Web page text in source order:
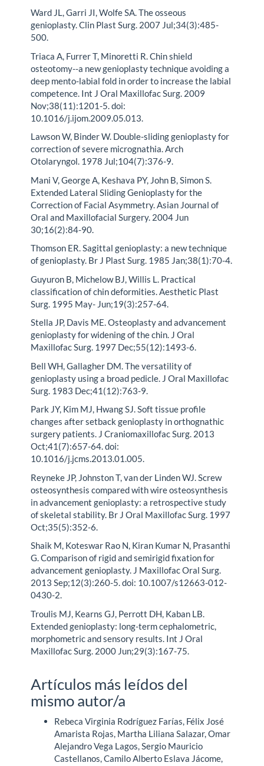
Ward JL, Garri JI, Wolfe SA. The osseous
genioplasty. Clin Plast Surg. 2007 Jul;34(3):485-
500.
Triaca A, Furrer T, Minoretti R. Chin shield
osteotomy--a new genioplasty technique avoiding a
deep mento-labial fold in order to increase the labial
competence. Int J Oral Maxillofac Surg. 2009
Nov;38(11):1201-5. doi:
10.1016/j.ijom.2009.05.013.
Lawson W, Binder W. Double-sliding genioplasty for
correction of severe micrognathia. Arch
Otolaryngol. 1978 Jul;104(7):376-9.
Mani V, George A, Keshava PY, John B, Simon S.
Extended Lateral Sliding Genioplasty for the
Correction of Facial Asymmetry. Asian Journal of
Oral and Maxillofacial Surgery. 2004 Jun
30;16(2):84-90.
Thomson ER. Sagittal genioplasty: a new technique
of genioplasty. Br J Plast Surg. 1985 Jan;38(1):70-4.
Guyuron B, Michelow BJ, Willis L. Practical
classification of chin deformities. Aesthetic Plast
Surg. 1995 May- Jun;19(3):257-64.
Stella JP, Davis ME. Osteoplasty and advancement
genioplasty for widening of the chin. J Oral
Maxillofac Surg. 1997 Dec;55(12):1493-6.
Bell WH, Gallagher DM. The versatility of
genioplasty using a broad pedicle. J Oral Maxillofac
Surg. 1983 Dec;41(12):763-9.
Park JY, Kim MJ, Hwang SJ. Soft tissue profile
changes after setback genioplasty in orthognathic
surgery patients. J Craniomaxillofac Surg. 2013
Oct;41(7):657-64. doi:
10.1016/j.jcms.2013.01.005.
Reyneke JP, Johnston T, van der Linden WJ. Screw
osteosynthesis compared with wire osteosynthesis
in advancement genioplasty: a retrospective study
of skeletal stability. Br J Oral Maxillofac Surg. 1997
Oct;35(5):352-6.
Shaik M, Koteswar Rao N, Kiran Kumar N, Prasanthi
G. Comparison of rigid and semirigid fixation for
advancement genioplasty. J Maxillofac Oral Surg.
2013 Sep;12(3):260-5. doi: 10.1007/s12663-012-
0430-2.
Troulis MJ, Kearns GJ, Perrott DH, Kaban LB.
Extended genioplasty: long-term cephalometric,
morphometric and sensory results. Int J Oral
Maxillofac Surg. 2000 Jun;29(3):167-75.
Artículos más leídos del
mismo autor/a
Rebeca Virginia Rodríguez Farías, Félix José
Amarista Rojas, Martha Liliana Salazar, Omar
Alejandro Vega Lagos, Sergio Mauricio
Castellanos, Camilo Alberto Eslava Jácome,